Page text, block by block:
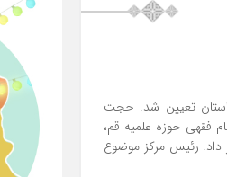
استان تعیین شد. حجت
فقهی حوزه علمیه قم،
داد. رئیس مرکز موضوع